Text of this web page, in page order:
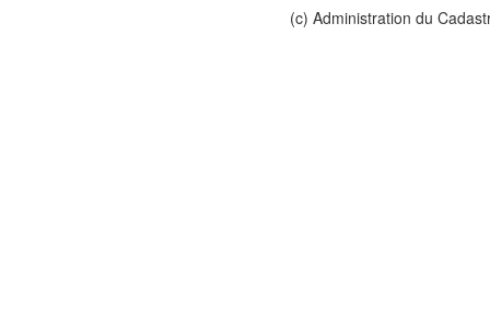
(c) Administration du